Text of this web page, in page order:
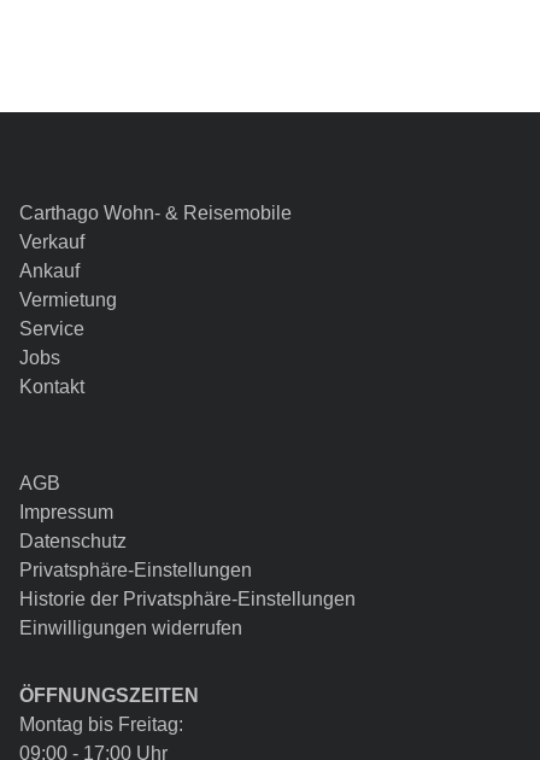
Carthago Wohn- & Reisemobile
Verkauf
Ankauf
Vermietung
Service
Jobs
Kontakt
AGB
Impressum
Datenschutz
Privatsphäre-Einstellungen
Historie der Privatsphäre-Einstellungen
Einwilligungen widerrufen
ÖFFNUNGSZEITEN
Montag bis Freitag:
09:00 - 17:00 Uhr